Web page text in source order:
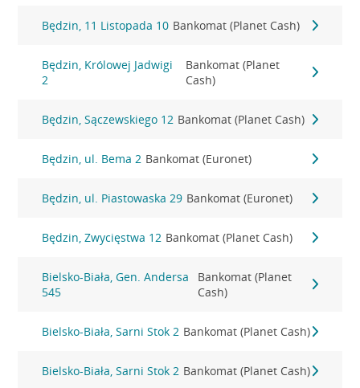
Będzin, 11 Listopada 10 Bankomat (Planet Cash)
Będzin, Królowej Jadwigi
2
Bankomat (Planet
Cash)
Będzin, Sączewskiego 12 Bankomat (Planet Cash)
Będzin, ul. Bema 2 Bankomat (Euronet)
Będzin, ul. Piastowaska 29 Bankomat (Euronet)
Będzin, Zwycięstwa 12 Bankomat (Planet Cash)
Bielsko-Biała, Gen. Andersa
545
Bankomat (Planet
Cash)
Bielsko-Biała, Sarni Stok 2 Bankomat (Planet Cash)
Bielsko-Biała, Sarni Stok 2 Bankomat (Planet Cash)